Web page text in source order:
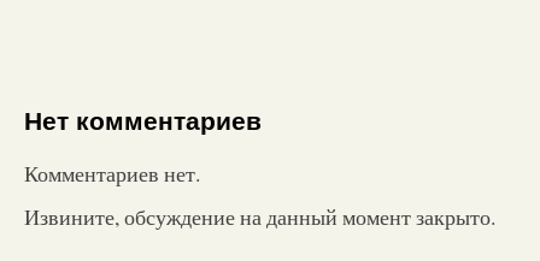
Нет комментариев
Комментариев нет.
Извините, обсуждение на данный момент закрыто.